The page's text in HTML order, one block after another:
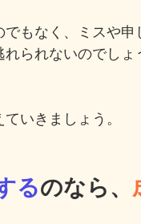
もなく、ミスや
られないのでしょ
いきましょう。
るのなら、